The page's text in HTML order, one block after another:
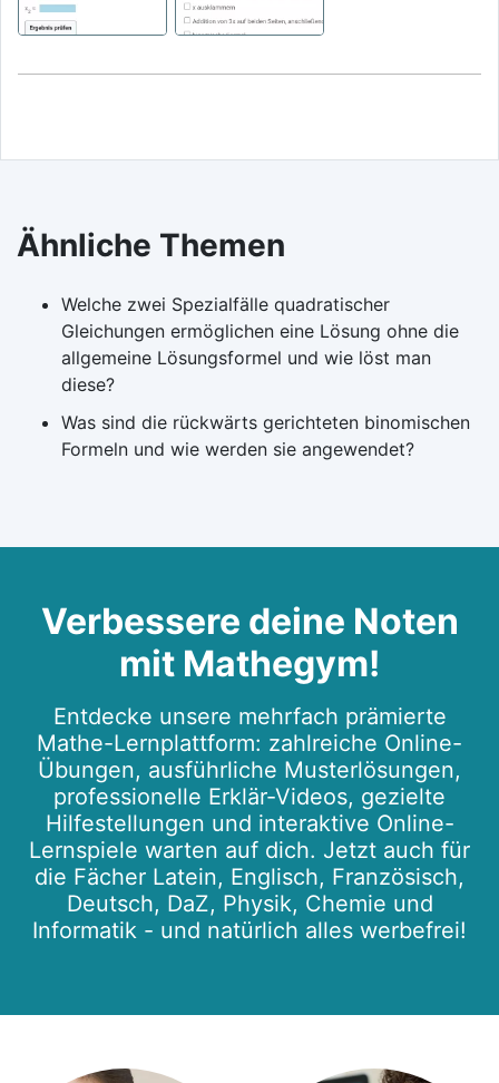
Ähnliche Themen
Welche zwei Spezialfälle quadratischer
Gleichungen ermöglichen eine Lösung ohne die
allgemeine Lösungsformel und wie löst man
diese?
Was sind die rückwärts gerichteten binomischen
Formeln und wie werden sie angewendet?
Verbessere deine Noten
mit Mathegym!
Entdecke unsere mehrfach prämierte
Mathe-Lernplattform: zahlreiche Online-
Übungen, ausführliche Musterlösungen,
professionelle Erklär-Videos, gezielte
Hilfestellungen und interaktive Online-
Lernspiele warten auf dich. Jetzt auch für
die Fächer Latein, Englisch, Französisch,
Deutsch, DaZ, Physik, Chemie und
Informatik - und natürlich alles werbefrei!